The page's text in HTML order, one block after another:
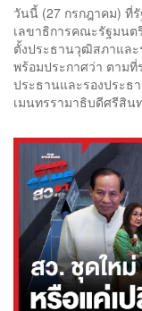
วันนี้ (27 กรกฎาคม) ที่
เลขาธิการคณะรัฐมนต
ตั้งประธานวุฒิสภาแล
พร้อมประกาศว่า ตามที่
ประธานและรองประธ
เมนทรรามาธิบดีศรีสิน